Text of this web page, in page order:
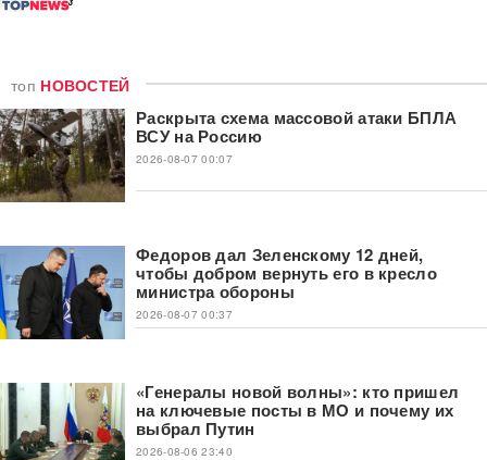
топ НОВОСТЕЙ
Раскрыта схема массовой атаки БПЛА
ВСУ на Россию
2026-08-07 00:07
Федоров дал Зеленскому 12 дней,
чтобы добром вернуть его в кресло
министра обороны
2026-08-07 00:37
«Генералы новой волны»: кто пришел
на ключевые посты в МО и почему их
выбрал Путин
2026-08-06 23:40